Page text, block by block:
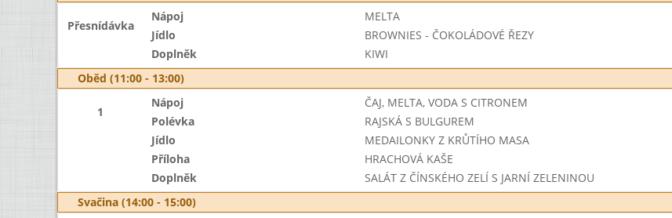
Přesnídávka
Nápoj MELTA
Jídlo
BROWNIES - ČOKOLÁDOVÉ ŘEZY
Doplněk
KIWI
Oběd (11:00 - 13:00)
1
Nápoj ČAJ, MELTA, VODA S CITRONEM
Polévka
RAJSKÁ S BULGUREM
Jídlo
MEDAILONKY Z KRŮTÍHO MASA
Příloha
HRACHOVÁ KAŠE
Doplněk
SALÁT Z ČÍNSKÉHO ZELÍ S JARNÍ ZELENINOU
Svačina (14:00 - 15:00)